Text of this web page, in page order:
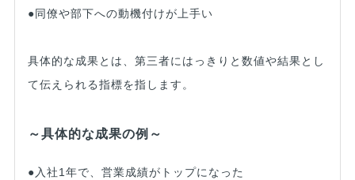
●同僚や部下への動機付けが上手い
具体的な成果とは、第三者にはっきりと数値や結果とし
て伝えられる指標を指します。
～具体的な成果の例～
●入社1年で、営業成績がトップになった